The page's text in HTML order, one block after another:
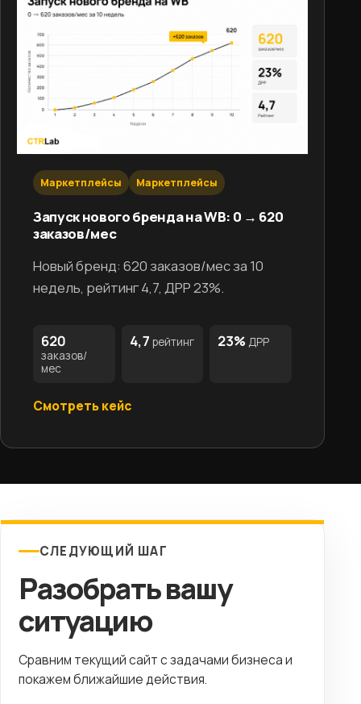
Маркетплейсы Маркетплейсы
Запуск нового бренда на WB: 0 → 620
заказов/мес
Новый бренд: 620 заказов/мес за 10
недель, рейтинг 4,7, ДРР 23%.
620
заказов/
мес
4,7 рейтинг 23% ДРР
Смотреть кейс
СЛЕДУЮЩИЙ ШАГ
Разобрать вашу
ситуацию
Сравним текущий сайт с задачами бизнеса и
покажем ближайшие действия.